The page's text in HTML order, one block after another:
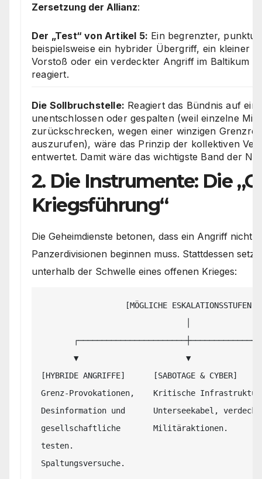
Zersetzung der Allianz:
Der „Test“ von Artikel 5: Ein begrenzter,
beispielsweise ein hybrider Übergriff, ein kleiner
Vorstoß oder ein verdeckter Angriff im Baltikum –
reagiert.
Die Sollbruchstelle: Reagiert das Bündnis auf
unentschlossen oder gespalten (weil einzelne
zurückschrecken, wegen einer winzigen
auszurufen), wäre das Prinzip der kollektiven
entwertet. Damit wäre das wichtigste Band der
2. Die Instrumente: Die
Kriegsführung“
Die Geheimdienste betonen, dass ein Angriff nicht
Panzerdivisionen beginnen muss. Stattdessen
unterhalb der Schwelle eines offenen Krieges:
[HYBRIDE ANGRIFFE]      [SABOTAGE & CYBER]
Grenz-Provokationen,    Kritische
Desinformation und      Unterseekabel,
gesellschaftliche       Militäraktionen.
testen.